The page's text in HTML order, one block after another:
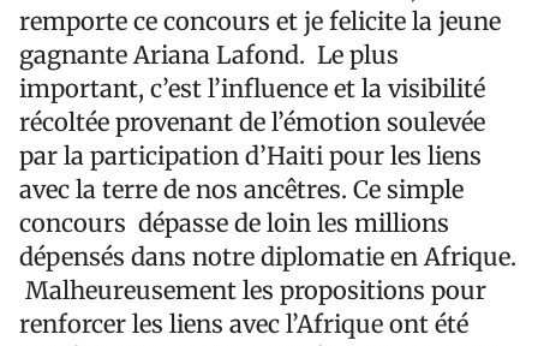
remporte ce concours et je felicite la jeune
gagnante Ariana Lafond. Le plus
important, c’est l’influence et la visibilité
récoltée provenant de l’émotion soulevée
par la participation d’Haiti pour les liens
avec la terre de nos ancêtres. Ce simple
concours dépasse de loin les millions
dépensés dans notre diplomatie en Afrique.
Malheureusement les propositions pour
renforcer les liens avec l’Afrique ont été